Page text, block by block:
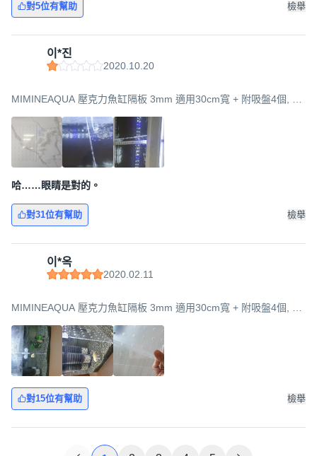
對5位有幫助 檢舉
이*진
2020.10.20
MIMINEAQUA 壓克力魚缸隔板 3mm 適用30cm寬 + 附吸盤4個, 混
哈……眼睛是對的。
對31位有幫助 檢舉
이*옥
2020.02.11
MIMINEAQUA 壓克力魚缸隔板 3mm 適用30cm寬 + 附吸盤4個, 混
對15位有幫助 檢舉